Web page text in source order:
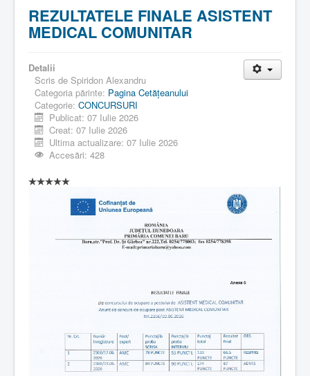
REZULTATELE FINALE ASISTENT
MEDICAL COMUNITAR
Detalii
Scris de Spiridon Alexandru
Categoria părinte: Pagina Cetăţeanului
Categorie: CONCURSURI
Publicat: 07 Iulie 2026
Creat: 07 Iulie 2026
Ultima actualizare: 07 Iulie 2026
Accesări: 428